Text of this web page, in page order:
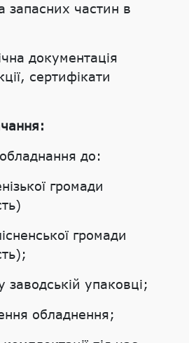
запасних частин в
документація
сертифікати
до:
громади
громади
упаковці;
обладнення;